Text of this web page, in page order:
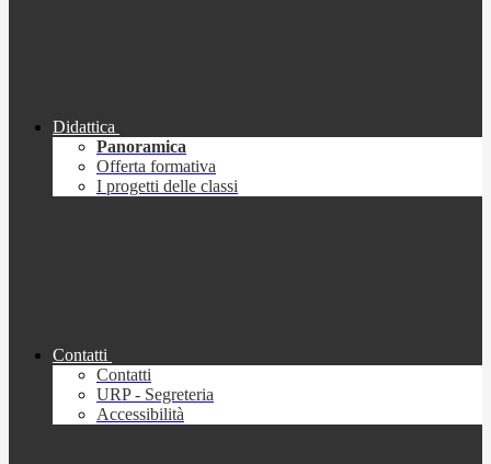
Didattica
Panoramica
Offerta formativa
I progetti delle classi
Contatti
Contatti
URP - Segreteria
Accessibilità